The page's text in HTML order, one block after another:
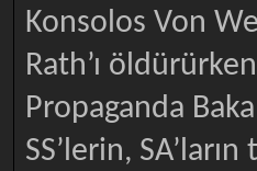
Konsolos Von
Rath’ı
Propaganda
SS’lerin, SA’ların